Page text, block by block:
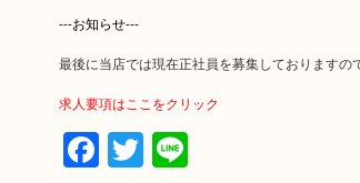
---お知らせ---
最後に当店では現在正社員を募集しておりますの
求人要項はここをクリック
Facebook
Twitter
Line